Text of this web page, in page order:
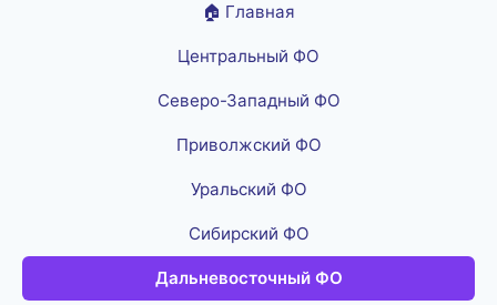
🏠 Главная
Центральный ФО
Северо-Западный ФО
Приволжский ФО
Уральский ФО
Сибирский ФО
Дальневосточный ФО